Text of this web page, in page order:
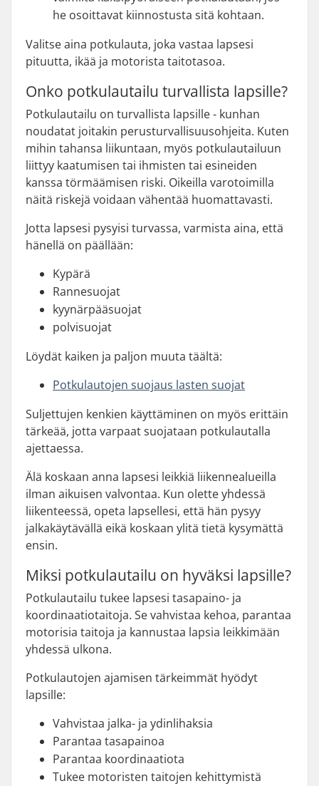
he osoittavat kiinnostusta sitä kohtaan.
Valitse aina potkulauta, joka vastaa lapsesi
pituutta, ikää ja motorista taitotasoa.
Onko potkulautailu turvallista lapsille?
Potkulautailu on turvallista lapsille - kunhan
noudatat joitakin perusturvallisuusohjeita. Kuten
mihin tahansa liikuntaan, myös potkulautailuun
liittyy kaatumisen tai ihmisten tai esineiden
kanssa törmäämisen riski. Oikeilla varotoimilla
näitä riskejä voidaan vähentää huomattavasti.
Jotta lapsesi pysyisi turvassa, varmista aina, että
hänellä on päällään:
Kypärä
Rannesuojat
kyynärpääsuojat
polvisuojat
Löydät kaiken ja paljon muuta täältä:
Potkulautojen suojaus lasten suojat
Suljettujen kenkien käyttäminen on myös erittäin
tärkeää, jotta varpaat suojataan potkulautalla
ajettaessa.
Älä koskaan anna lapsesi leikkiä liikennealueilla
ilman aikuisen valvontaa. Kun olette yhdessä
liikenteessä, opeta lapsellesi, että hän pysyy
jalkakäytävällä eikä koskaan ylitä tietä kysymättä
ensin.
Miksi potkulautailu on hyväksi lapsille?
Potkulautailu tukee lapsesi tasapaino- ja
koordinaatiotaitoja. Se vahvistaa kehoa, parantaa
motorisia taitoja ja kannustaa lapsia leikkimään
yhdessä ulkona.
Potkulautojen ajamisen tärkeimmät hyödyt
lapsille:
Vahvistaa jalka- ja ydinlihaksia
Parantaa tasapainoa
Parantaa koordinaatiota
Tukee motoristen taitojen kehittymistä